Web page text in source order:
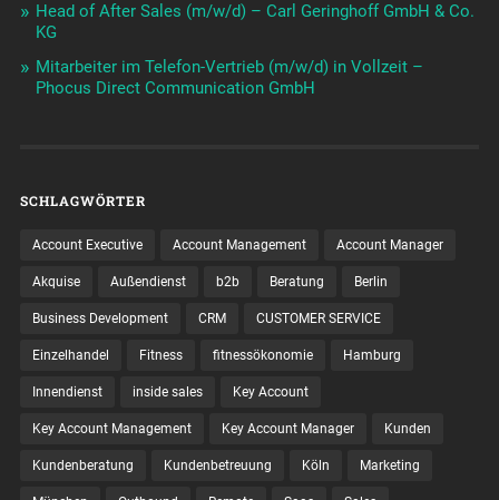
Head of After Sales (m/w/d) – Carl Geringhoff GmbH & Co.
KG
Mitarbeiter im Telefon-Vertrieb (m/w/d) in Vollzeit –
Phocus Direct Communication GmbH
SCHLAGWÖRTER
Account Executive Account Management Account Manager
Akquise Außendienst b2b Beratung Berlin
Business Development CRM CUSTOMER SERVICE
Einzelhandel Fitness fitnessökonomie Hamburg
Innendienst inside sales Key Account
Key Account Management Key Account Manager Kunden
Kundenberatung Kundenbetreuung Köln Marketing